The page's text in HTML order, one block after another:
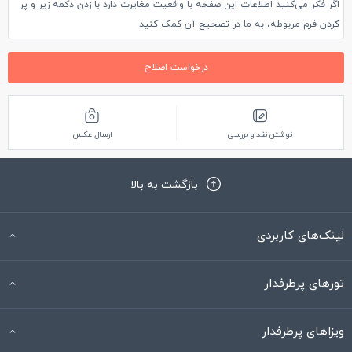
اگر فکر می‌کنید اطلاعات این صفحه با واقعیت مغایرت دارد با زدن دکمه زیر و پر
کردن فرم مربوطه، به ما در تصحیح آن کمک کنید
درخواست اصلاح
نوشتن نقد و بررسی ارسال عکس
بازگشت به بالا
لینک‌های کاربردی
تورهای پرطرفدار
ویزاهای پرطرفدار